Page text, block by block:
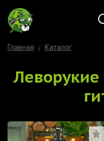
Главная Каталог
Леворукие